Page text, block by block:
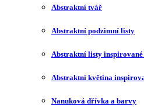
Abstraktní tvář
Abstraktní podzimní listy
Abstraktní listy
Abstraktní květina
Nanuková dřívka a barvy